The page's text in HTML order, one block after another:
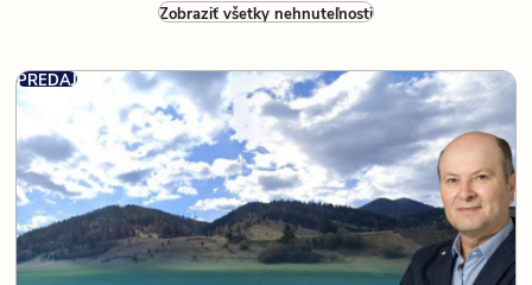
Zobraziť všetky nehnuteľnosti
PREDAJ